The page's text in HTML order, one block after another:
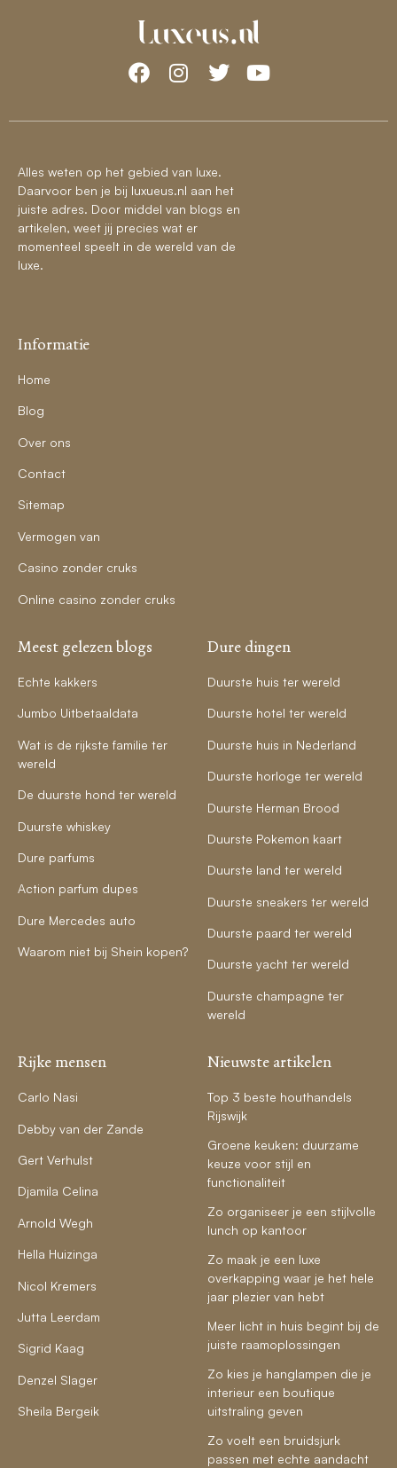
Alles weten op het gebied van luxe.
Daarvoor ben je bij luxueus.nl aan het
juiste adres. Door middel van blogs en
artikelen, weet jij precies wat er
momenteel speelt in de wereld van de
luxe.
Informatie
Home
Blog
Over ons
Contact
Sitemap
Vermogen van
Casino zonder cruks
Online casino zonder cruks
Meest gelezen blogs
Echte kakkers
Jumbo Uitbetaaldata
Wat is de rijkste familie ter
wereld
De duurste hond ter wereld
Duurste whiskey
Dure parfums
Action parfum dupes
Dure Mercedes auto
Waarom niet bij Shein kopen?
Dure dingen
Duurste huis ter wereld
Duurste hotel ter wereld
Duurste huis in Nederland
Duurste horloge ter wereld
Duurste Herman Brood
Duurste Pokemon kaart
Duurste land ter wereld
Duurste sneakers ter wereld
Duurste paard ter wereld
Duurste yacht ter wereld
Duurste champagne ter
wereld
Rijke mensen
Carlo Nasi
Debby van der Zande
Gert Verhulst
Djamila Celina
Arnold Wegh
Hella Huizinga
Nicol Kremers
Jutta Leerdam
Sigrid Kaag
Denzel Slager
Sheila Bergeik
Nieuwste artikelen
Top 3 beste houthandels
Rijswijk
Groene keuken: duurzame
keuze voor stijl en
functionaliteit
Zo organiseer je een stijlvolle
lunch op kantoor
Zo maak je een luxe
overkapping waar je het hele
jaar plezier van hebt
Meer licht in huis begint bij de
juiste raamoplossingen
Zo kies je hanglampen die je
interieur een boutique
uitstraling geven
Zo voelt een bruidsjurk
passen met echte aandacht